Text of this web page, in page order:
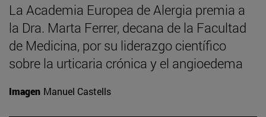
La Academia Europea de Alergia premia a
la Dra. Marta Ferrer, decana de la Facultad
de Medicina, por su liderazgo científico
sobre la urticaria crónica y el angioedema
Imagen Manuel Castells